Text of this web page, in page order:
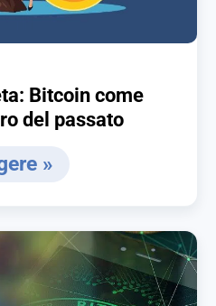
Bitcoin come
del passato
»